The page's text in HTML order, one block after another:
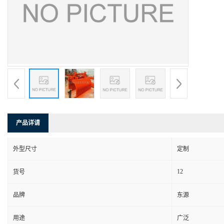
产品详请
外型尺寸 定制
货号 12
品牌 东源
用途 广泛